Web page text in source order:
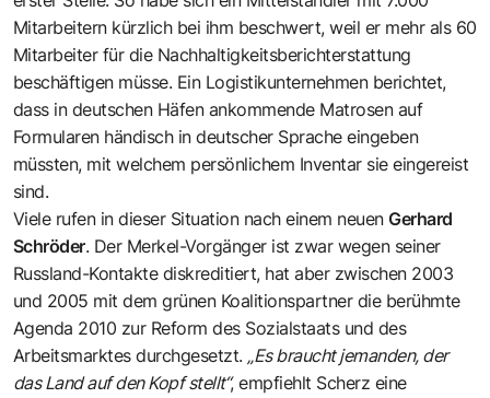
Mitarbeitern kürzlich bei ihm beschwert, weil er mehr als 60
Mitarbeiter für die Nachhaltigkeitsberichterstattung
beschäftigen müsse. Ein Logistikunternehmen berichtet,
dass in deutschen Häfen ankommende Matrosen auf
Formularen händisch in deutscher Sprache eingeben
müssten, mit welchem persönlichem Inventar sie eingereist
sind.
Viele rufen in dieser Situation nach einem neuenGerhard
Schröder. Der Merkel-Vorgänger ist zwar wegen seiner
Russland-Kontakte diskreditiert, hat aber zwischen 2003
und 2005 mit dem grünen Koalitionspartner die berühmte
Agenda 2010 zur Reform des Sozialstaats und des
Arbeitsmarktes durchgesetzt. „Es braucht jemanden, der
das Land auf den Kopf stellt“, empfiehlt Scherz eine